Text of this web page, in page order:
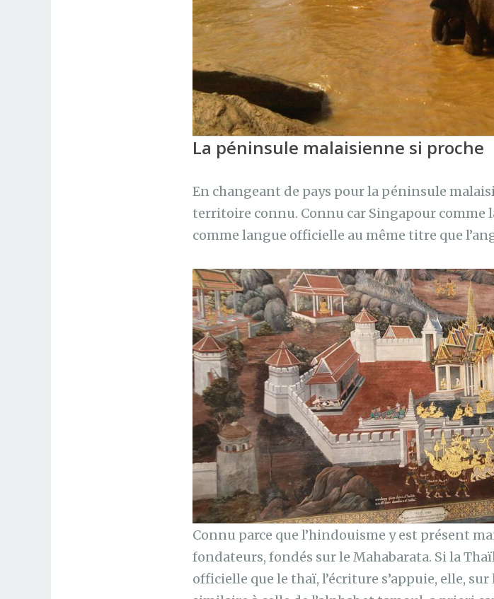
La péninsule malaisienne si proche
En changeant de pays pour la péninsule
territoire connu. Connu car Singapour comme
comme langue officielle au même titre que
Connu parce que l’hindouisme y est présent
fondateurs, fondés sur le Mahabarata. Si la
officielle que le thaï, l’écriture s’appuie, elle,